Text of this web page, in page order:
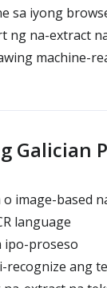
sa iyong
ng na-extract
machine-
Galician
image-based
language
ipo-proseso
recognize ang